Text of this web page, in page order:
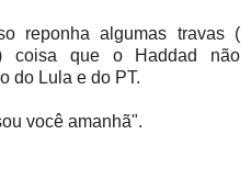
reponha algumas travas (
coisa que o Haddad não
do Lula e do PT.
você amanhã".